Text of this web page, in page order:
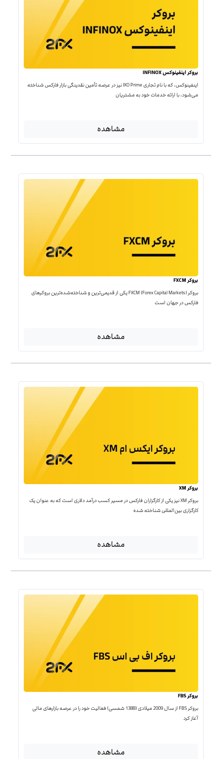
بروکر اینفینوکس INFINOX
اینفینوکس، که با نام تجاری IXO Prime نیز در عرصه تأمین نقدینگی بازار فارکس شناخته
می‌شود، با ارائه خدمات خود به مشتریان
مشاهده
بروکر FXCM
بروکر FXCM (Forex Capital Markets) یکی از قدیمی‌ترین و شناخته‌شده‌ترین بروکرهای
فارکس در جهان است
مشاهده
بروکر XM
بروکر XM نیز یکی از کارگزاران فارکس در مسیر کسب درآمد دلاری است که به عنوان یک
کارگزاری بین‌المللی شناخته شده
مشاهده
بروکر FBS
بروکر FBS از سال 2009 میلادی (1388 شمسی) فعالیت خود را در عرصه بازارهای مالی
آغاز کرد
مشاهده